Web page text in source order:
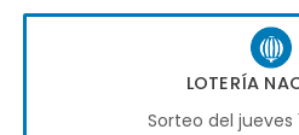
LOTERÍA
Sorteo del jueves